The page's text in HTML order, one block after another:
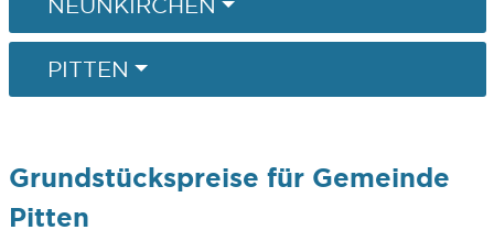
NEUNKIRCHEN
PITTEN
Grundstückspreise für Gemeinde
Pitten